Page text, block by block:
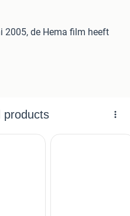
2005, de Hema film heeft
voor experimentele